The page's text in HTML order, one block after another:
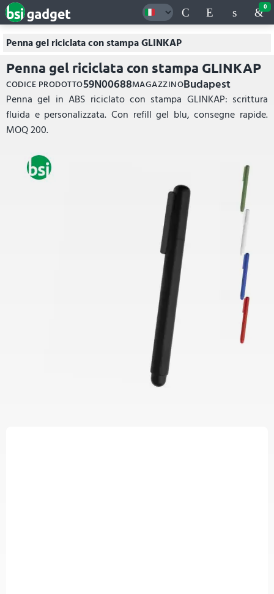
0
Penna gel riciclata con stampa GLINKAP
Penna gel riciclata con stampa GLINKAP
CODICE PRODOTTO59N00688MAGAZZINOBudapest
Penna gel in ABS riciclato con stampa GLINKAP: scrittura
fluida e personalizzata. Con refill gel blu, consegne rapide.
MOQ 200.